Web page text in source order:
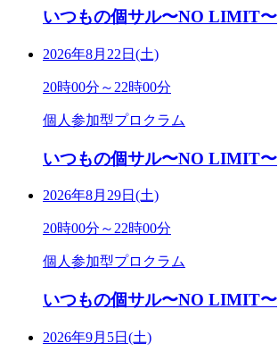
いつもの個サル〜NO LIMIT〜
2026年8月22日(土)
20時00分～22時00分
個人参加型プロクラム
いつもの個サル〜NO LIMIT〜
2026年8月29日(土)
20時00分～22時00分
個人参加型プロクラム
いつもの個サル〜NO LIMIT〜
2026年9月5日(土)